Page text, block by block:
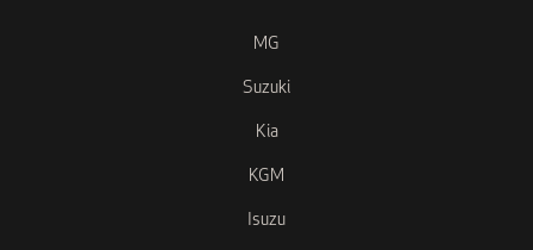
MG
Suzuki
Kia
KGM
Isuzu